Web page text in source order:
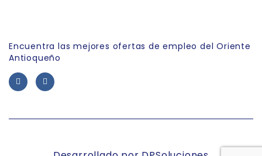
Encuentra las mejores ofertas de empleo del Oriente
Antioqueño